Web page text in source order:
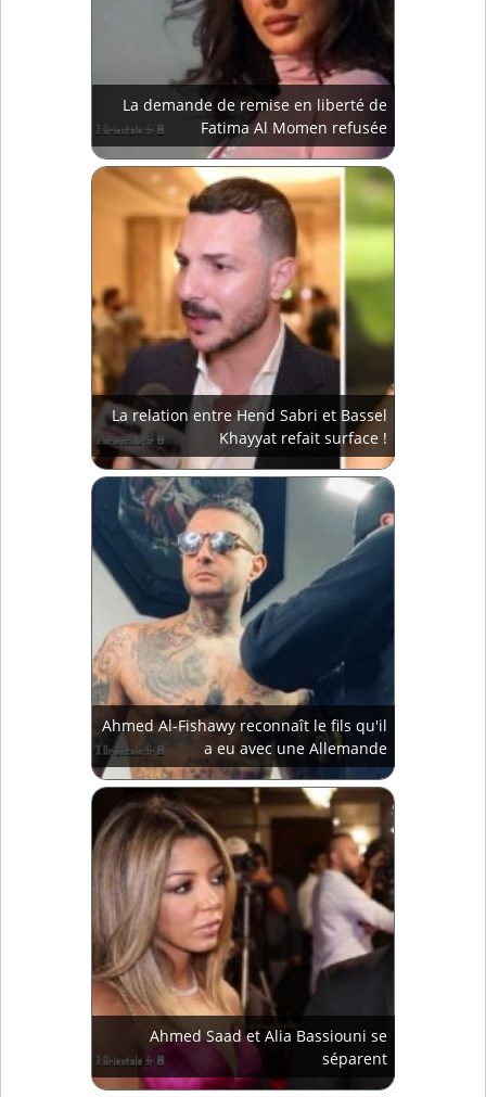
La demande de remise en liberté de
Fatima Al Momen refusée
La relation entre Hend Sabri et Bassel
Khayyat refait surface !
Ahmed Al-Fishawy reconnaît le fils qu'il
a eu avec une Allemande
Ahmed Saad et Alia Bassiouni se
séparent